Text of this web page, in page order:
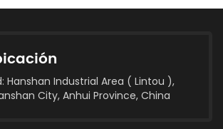
Hanshan Industrial Area ( Lintou ),
City, Anhui Province, China